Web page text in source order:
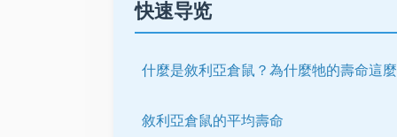
快速导览
什麼是敘利亞倉鼠？為什麼牠的壽命這
敘利亞倉鼠的平均壽命